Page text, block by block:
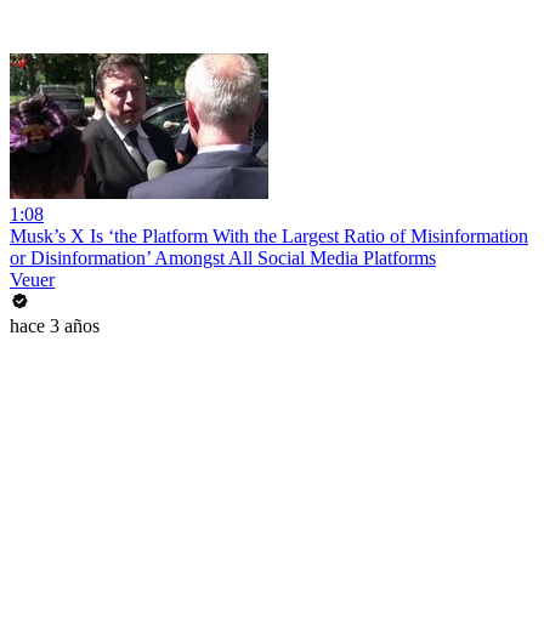
1:08
Musk’s X Is ‘the Platform With the Largest Ratio of Misinformation
or Disinformation’ Amongst All Social Media Platforms
Veuer
hace 3 años